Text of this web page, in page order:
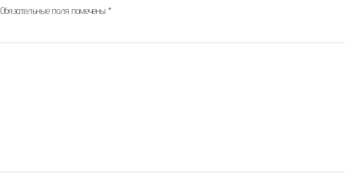
Обязательные поля помечены *